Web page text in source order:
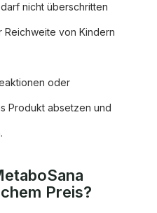
nicht überschritten
von Kindern
oder
Produkt absetzen und
Preis?